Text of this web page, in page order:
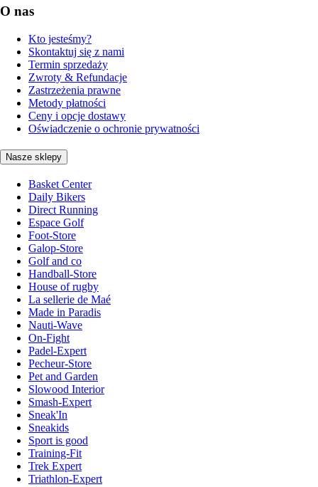
O nas
Kto jesteśmy?
Skontaktuj się z nami
Termin sprzedaży
Zwroty & Refundacje
Zastrzeżenia prawne
Metody płatności
Ceny i opcje dostawy
Oświadczenie o ochronie prywatności
Nasze sklepy
Basket Center
Daily Bikers
Direct Running
Espace Golf
Foot-Store
Galop-Store
Golf and co
Handball-Store
House of rugby
La sellerie de Maé
Made in Paradis
Nauti-Wave
On-Fight
Padel-Expert
Pecheur-Store
Pet and Garden
Slowood Interior
Smash-Expert
Sneak'In
Sneakids
Sport is good
Training-Fit
Trek Expert
Triathlon-Expert